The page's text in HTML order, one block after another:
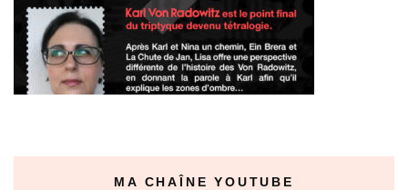
MA CHAÎNE YOUTUBE